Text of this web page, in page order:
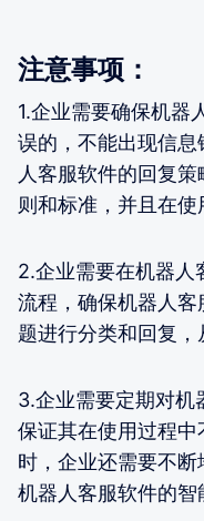
注意事项：
1.企业需要确保机器
误的，不能出现信
人客服软件的回复
则和标准，并且在使
2.企业需要在机器人
流程，确保机器人
题进行分类和回复，
3.企业需要定期对机
保证其在使用过程
时，企业还需要不
机器人客服软件的智